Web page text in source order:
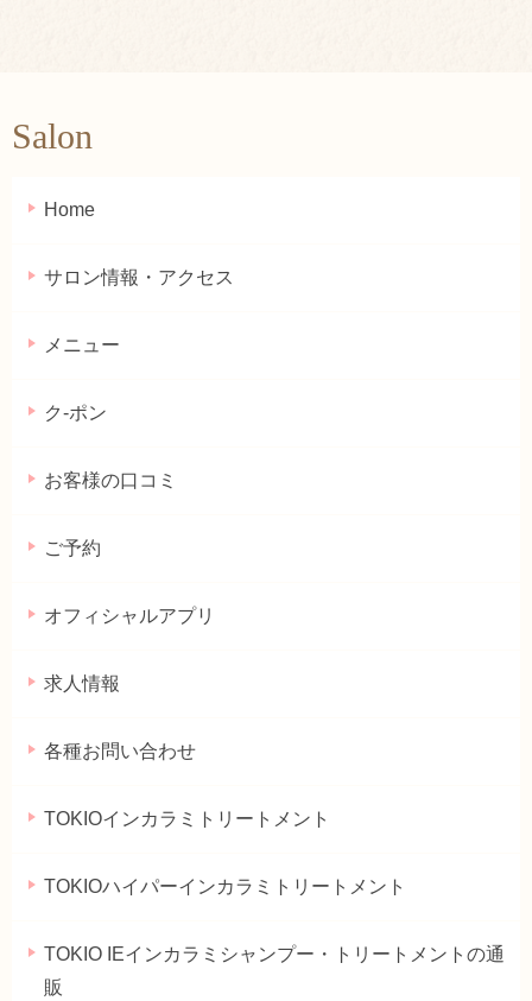
Salon
Home
サロン情報・アクセス
メニュー
ク-ポン
お客様の口コミ
ご予約
オフィシャルアプリ
求人情報
各種お問い合わせ
TOKIOインカラミトリートメント
TOKIOハイパーインカラミトリートメント
TOKIO IEインカラミシャンプー・トリートメントの通
販